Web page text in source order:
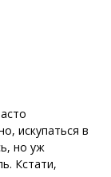
искупаться в
но уж
Кстати,